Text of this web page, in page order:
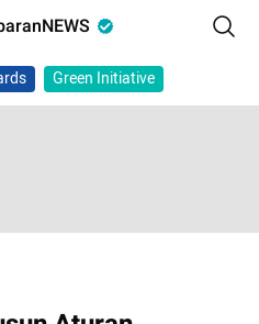
Green Initiative